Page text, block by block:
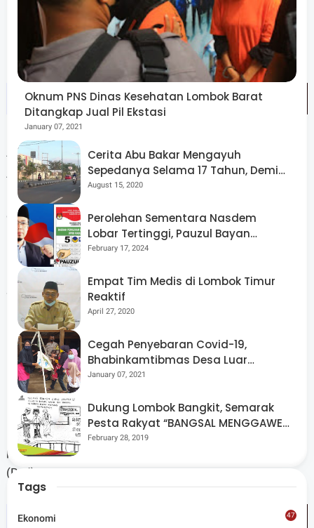
menampilkan sekitar enam koleksi wastra unggulan.
Ahmad Nuralam menambahkan, minat masyarakat di
Adelaide terhadap budaya Lombok dan Bali cukup tinggi.
Hal ini terlihat dari sejumlah koleksi terkait yang telah
dimiliki AGSA.
Selain pameran, AGSA juga mengundang perwakilan NTB
untuk menghadiri simposium yang dijadwalkan
berlangsung pada Juni 2026.
Rencana ini diharapkan dapat membuka peluang lebih
luas bagi promosi budaya NTB, sekaligus mendorong
penguatan sektor ekonomi kreatif berbasis wastra.
(Red)
Oknum PNS Dinas Kesehatan Lombok Barat
Ditangkap Jual Pil Ekstasi
January 07, 2021
Cerita Abu Bakar Mengayuh
Sepedanya Selama 17 Tahun, Demi
Menggelorakan Kemerdekaan
August 15, 2020
Perolehan Sementara Nasdem
Lobar Tertinggi, Pauzul Bayan
Berpeluang “Rebut” Kursi Dapil 3
February 17, 2024
Empat Tim Medis di Lombok Timur
Reaktif
April 27, 2020
Cegah Penyebaran Covid-19,
Bhabinkamtibmas Desa Luar
Pantau Kegiatan Posyandu
January 07, 2021
Dukung Lombok Bangkit, Semarak
Pesta Rakyat “BANGSAL MENGGAWE”
Kembali Digelar Para Seniman Di
February 28, 2019
Tags
Ekonomi 47